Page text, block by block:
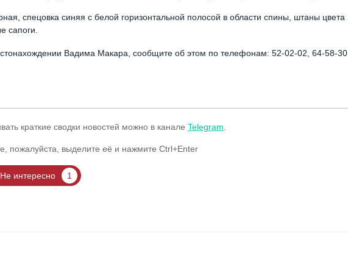
спецовка синяя с белой горизонтальной полосой в области спины, штаны цвета
сапоги.
Вадима Макара, сообщите об этом по телефонам: 52-02-02, 64-58-30
краткие сводки новостей можно в канале Telegram
пожалуйста, выделите её и нажмите Ctrl+Enter
Не интересно 1